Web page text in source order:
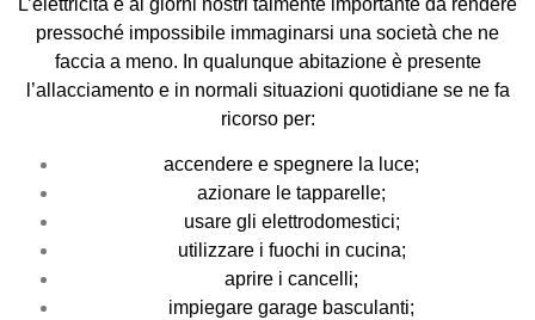
pressoché impossibile immaginarsi una società che ne
faccia a meno. In qualunque abitazione è presente
l’allacciamento e in normali situazioni quotidiane se ne fa
ricorso per:
accendere e spegnere la luce;
azionare le tapparelle;
usare gli elettrodomestici;
utilizzare i fuochi in cucina;
aprire i cancelli;
impiegare garage basculanti;